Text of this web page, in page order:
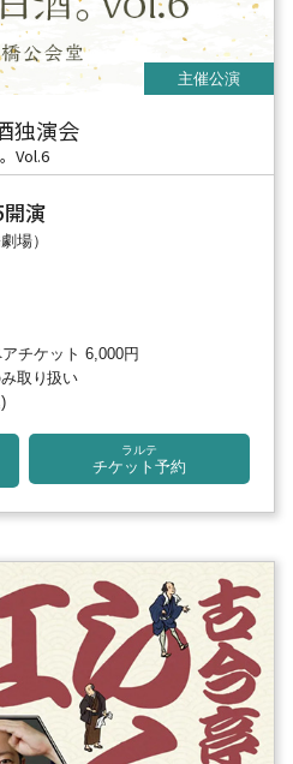
独演会
Vol.6
演
場）
チケット 6,000円
取り扱い
ラルテ
チケット予約